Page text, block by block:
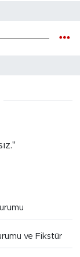
ve Fikstür